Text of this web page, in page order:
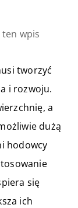
wpis
tworzyć
i rozwoju.
a
dużą
hodowcy
się
ich